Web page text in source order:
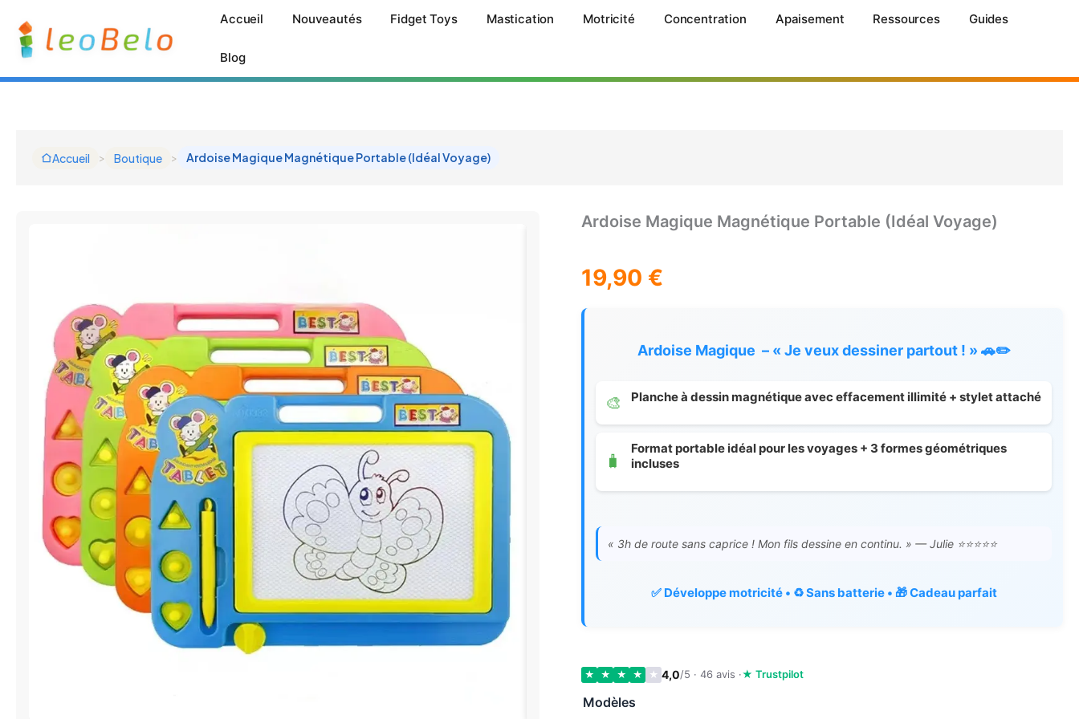
contenu
Accueil Nouveautés Fidget Toys Mastication Motricité Concentration Apaisement Ressources Guides
Blog
Accueil > Boutique > Ardoise Magique Magnétique Portable (Idéal Voyage)
Ardoise Magique Magnétique Portable (Idéal Voyage)
19,90 €
Ardoise Magique – « Je veux dessiner partout ! » 🚗✏️
🎨 Planche à dessin magnétique avec effacement illimité + stylet attaché
🧳
Format portable idéal pour les voyages + 3 formes géométriques
incluses
« 3h de route sans caprice ! Mon fils dessine en continu. » — Julie ⭐⭐⭐⭐⭐
✅ Développe motricité • ♻️ Sans batterie • 🎁 Cadeau parfait
★ ★ ★ ★ ★ 4,0/5 · 46 avis ·★ Trustpilot
Modèles